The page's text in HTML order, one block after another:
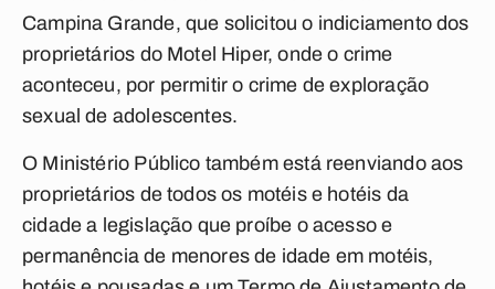
Campina Grande, que solicitou o indiciamento dos
proprietários do Motel Hiper, onde o crime
aconteceu, por permitir o crime de exploração
sexual de adolescentes.
O Ministério Público também está reenviando aos
proprietários de todos os motéis e hotéis da
cidade a legislação que proíbe o acesso e
permanência de menores de idade em motéis,